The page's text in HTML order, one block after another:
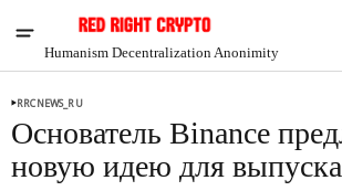
Humanism Decentralization Anonimity
RRCNEWS_RU
Основатель Binance
новую идею для